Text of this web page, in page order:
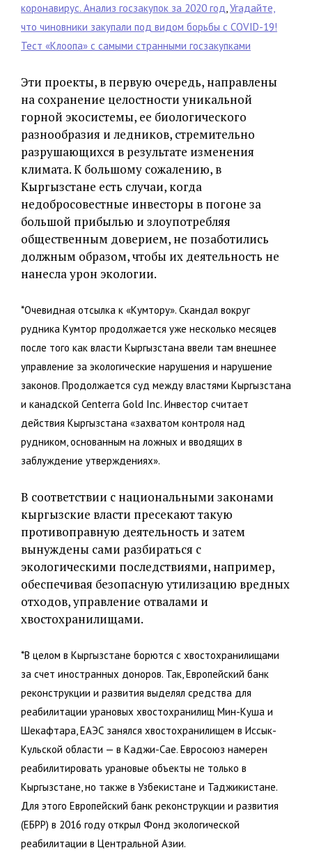
коронавирус. Анализ госзакупок за 2020 год Угадайте,
что чиновники закупали под видом борьбы с COVID-19!
Тест «Клоопа» с самыми странными госзакупками
Эти проекты, в первую очередь, направлены
на сохранение целостности уникальной
горной экосистемы, ее биологического
разнообразия и ледников, стремительно
разрушающихся в результате изменения
климата. К большому сожалению, в
Кыргызстане есть случаи, когда
недобросовестные инвесторы в погоне за
большой прибылью и злоупотребляя
общественным доверием, не позаботились
должным образом, чтобы их деятельность не
нанесла урон экологии.
*Очевидная отсылка к «Кумтору». Скандал вокруг
рудника Кумтор продолжается уже несколько месяцев
после того как власти Кыргызстана ввели там внешнее
управление за экологические нарушения и нарушение
законов. Продолжается суд между властями Кыргызстана
и канадской Centerra Gold Inc. Инвестор считает
действия Кыргызстана «захватом контроля над
рудником, основанным на ложных и вводящих в
заблуждение утверждениях».
В соответствии с национальными законами
кыргызские власти пресекают такую
противоправную деятельность и затем
вынуждены сами разбираться с
экологическими последствиями, например,
обеспечивая безопасную утилизацию вредных
отходов, управление отвалами и
хвостохранилищами.
*В целом в Кыргызстане борются с хвостохранилищами
за счет иностранных доноров. Так, Европейский банк
реконструкции и развития выделял средства для
реабилитации урановых хвостохранилищ Мин-Куша и
Шекафтара, ЕАЭС занялся хвостохранилищем в Иссык-
Кульской области — в Каджи-Сае. Евросоюз намерен
реабилитировать урановые объекты не только в
Кыргызстане, но также в Узбекистане и Таджикистане.
Для этого Европейский банк реконструкции и развития
(ЕБРР) в 2016 году открыл Фонд экологической
реабилитации в Центральной Азии.